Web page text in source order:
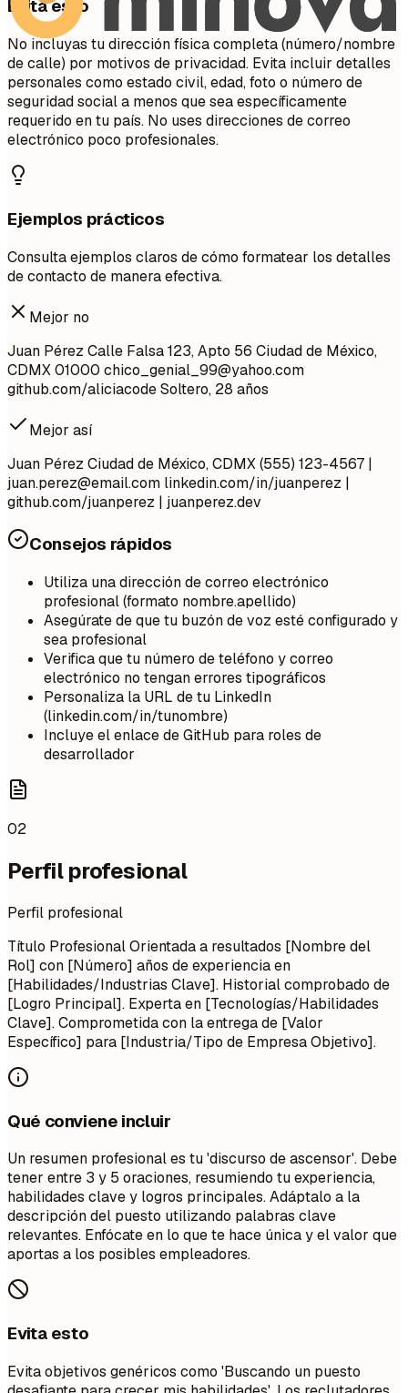
Evita esto
No incluyas tu dirección física completa (número/nombre
de calle) por motivos de privacidad. Evita incluir detalles
personales como estado civil, edad, foto o número de
seguridad social a menos que sea específicamente
requerido en tu país. No uses direcciones de correo
electrónico poco profesionales.
Ejemplos prácticos
Consulta ejemplos claros de cómo formatear los detalles
de contacto de manera efectiva.
Mejor no
Juan Pérez Calle Falsa 123, Apto 56 Ciudad de México,
CDMX 01000 chico_genial_99@yahoo.com
github.com/aliciacode Soltero, 28 años
Mejor así
Juan Pérez Ciudad de México, CDMX (555) 123-4567 |
juan.perez@email.com linkedin.com/in/juanperez |
github.com/juanperez | juanperez.dev
Consejos rápidos
Utiliza una dirección de correo electrónico
profesional (formato nombre.apellido)
Asegúrate de que tu buzón de voz esté configurado y
sea profesional
Verifica que tu número de teléfono y correo
electrónico no tengan errores tipográficos
Personaliza la URL de tu LinkedIn
(linkedin.com/in/tunombre)
Incluye el enlace de GitHub para roles de
desarrollador
02
Perfil profesional
Perfil profesional
Título Profesional Orientada a resultados [Nombre del
Rol] con [Número] años de experiencia en
[Habilidades/Industrias Clave]. Historial comprobado de
[Logro Principal]. Experta en [Tecnologías/Habilidades
Clave]. Comprometida con la entrega de [Valor
Específico] para [Industria/Tipo de Empresa Objetivo].
Qué conviene incluir
Un resumen profesional es tu 'discurso de ascensor'. Debe
tener entre 3 y 5 oraciones, resumiendo tu experiencia,
habilidades clave y logros principales. Adáptalo a la
descripción del puesto utilizando palabras clave
relevantes. Enfócate en lo que te hace única y el valor que
aportas a los posibles empleadores.
Evita esto
Evita objetivos genéricos como 'Buscando un puesto